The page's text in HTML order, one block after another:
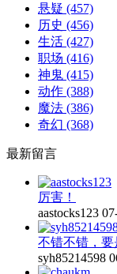
悬疑 (457)
历史 (456)
生活 (427)
职场 (416)
神鬼 (415)
动作 (388)
魔法 (386)
奇幻 (368)
最新留言
厉害！
aastocks123
不错不错，要
syh85214598